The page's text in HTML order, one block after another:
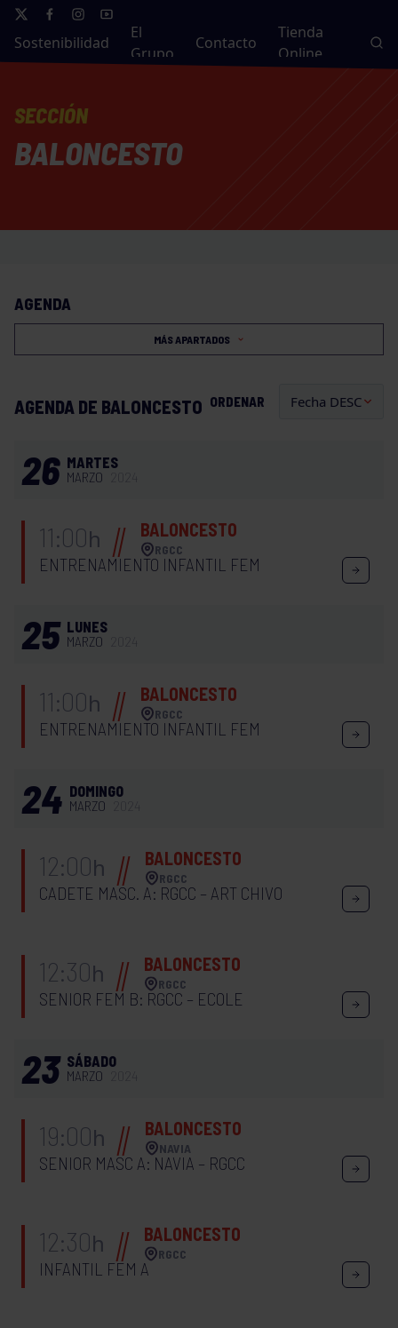
Sostenibilidad
El
Grupo
Contacto
Tienda
Online
SECCIÓN
BALONCESTO
AGENDA
MÁS APARTADOS
AGENDA DE BALONCESTO ORDENAR
26 MARTES
MARZO
11:00h BALONCESTO
RGCC
ENTRENAMIENTO INFANTIL FEM
25 LUNES
MARZO
11:00h BALONCESTO
RGCC
ENTRENAMIENTO INFANTIL FEM
24 DOMINGO
MARZO
12:00h BALONCESTO
RGCC
CADETE MASC. A: RGCC – ART CHIVO
12:30h BALONCESTO
RGCC
SENIOR FEM B: RGCC – ECOLE
23 SÁBADO
MARZO
19:00h BALONCESTO
NAVIA
SENIOR MASC A: NAVIA – RGCC
12:30h BALONCESTO
RGCC
INFANTIL FEM A